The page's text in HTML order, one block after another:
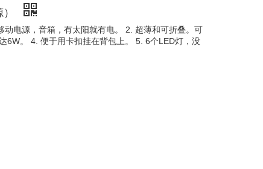
电源，音箱，有太阳就有电。 2. 超薄和可折叠。可
6W。 4. 便于用卡扣挂在背包上。 5. 6个LED灯，没